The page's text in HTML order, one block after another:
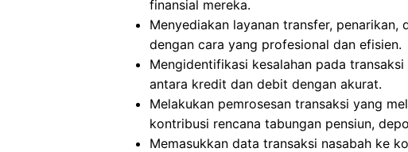
finansial mereka.
Menyediakan layanan transfer, penarikan,
dengan cara yang profesional dan efisien.
Mengidentifikasi kesalahan pada
antara kredit dan debit dengan akurat.
Melakukan pemrosesan transaksi yang
kontribusi rencana tabungan pensiun,
Memasukkan data transaksi nasabah ke